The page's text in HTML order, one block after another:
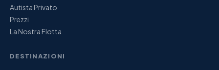
Autista Privato
Prezzi
La Nostra Flotta
DESTINAZIONI